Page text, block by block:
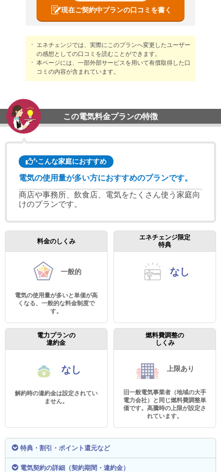
現在ご契約中プランの口コミを書く
エネチェンジでは、実際にこのプランへ変更したユーザー
の感想としての口コミを読むことができます。
本ページには、一部外部サービスを用いて有償取得した口
コミの内容が含まれています。
この電気料金プランの特徴
こんな家庭におすすめ
電気の使用量が多い方におすすめのプランです。
商店や事務所、飲食店、電気をたくさん使う家庭向
けのプランです。
料金のしくみ
一般的
電気の使用量が多いと単価が高
くなる、一般的な料金制度で
す。
エネチェンジ限定
特典
なし
電力プランの
違約金
なし
解約時の違約金は設定されてい
ません。
燃料費調整の
しくみ
上限あり
旧一般電気事業者（地域の大手
電力会社）と同じ燃料費調整単
価です。高騰時の上限が設定さ
れています。
特典・割引・ポイント還元など
電気契約の詳細（契約期間・違約金）